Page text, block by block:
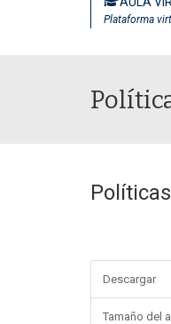
Plataforma
Descargar
Tamaño del